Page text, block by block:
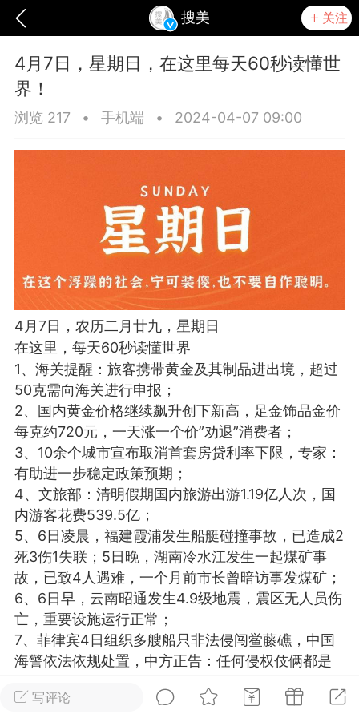
搜美 关注
芯诗妍 TONGYANMEI
卡卡动能素 卡卡美业 美业357
每次200金币 点击购买
熊 肤色重建术
卡卡溶脂
斑术
DR.YY面膜
美业357 卡卡一针轻
熊
Lv.3
26 23:30
电脑端 新品推荐
闪充小白罐
本/双效闪充，养出紧致小白脸！一、项
充小白罐 = 闪充大白肌（仪器）× 草本
产品）×极光嫩肤啫喱（产品）这是一套
护...写评论
4月7日，星期日，在这里每天60秒读懂世
界！
浏览 217 • 手机端 • 2024-04-07 09:00
4月7日，农历二月廿九，星期日
在这里，每天60秒读懂世界
1、海关提醒：旅客携带黄金及其制品进出境，超过
50克需向海关进行申报；
2、国内黄金价格继续飙升创下新高，足金饰品金价
每克约720元，一天涨一个价”劝退”消费者；
3、10余个城市宣布取消首套房贷利率下限，专家：
有助进一步稳定政策预期；
4、文旅部：清明假期国内旅游出游1.19亿人次，国
内游客花费539.5亿；
5、6日凌晨，福建霞浦发生船艇碰撞事故，已造成2
死3伤1失联；5日晚，湖南冷水江发生一起煤矿事
故，已致4人遇难，一个月前市长曾暗访事发煤矿；
6、6日早，云南昭通发生4.9级地震，震区无人员伤
亡，重要设施运行正常；
7、菲律宾4日组织多艘船只非法侵闯鲎藤礁，中国
海警依法依规处置，中方正告：任何侵权伎俩都是
8、波音客机再出问题，因发动机起火致航班取消，